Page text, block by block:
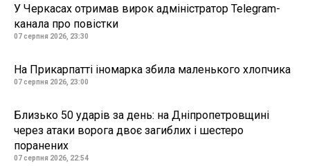
У Черкасах отримав вирок адміністратор Telegram-
канала про повістки
07 серпня 2026, 23:30
На Прикарпатті іномарка збила маленького хлопчика
07 серпня 2026, 23:00
Близько 50 ударів за день: на Дніпропетровщині
через атаки ворога двоє загиблих і шестеро
поранених
07 серпня 2026, 22:54